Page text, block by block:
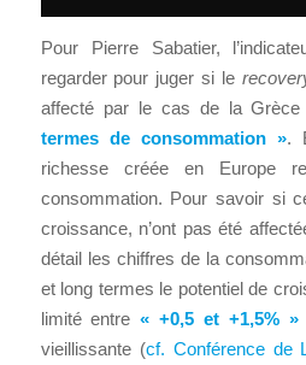
Pour Pierre Sabatier,
regarder pour juger si le
affecté par le cas de la
termes de consommation ».
richesse créée en Europe
consommation. Pour savoir si
croissance, n’ont pas été
détail les chiffres de la
et long termes le potentiel de
limité entre« +0,5 et +1,5% »
vieillissante (cf. Conférence de